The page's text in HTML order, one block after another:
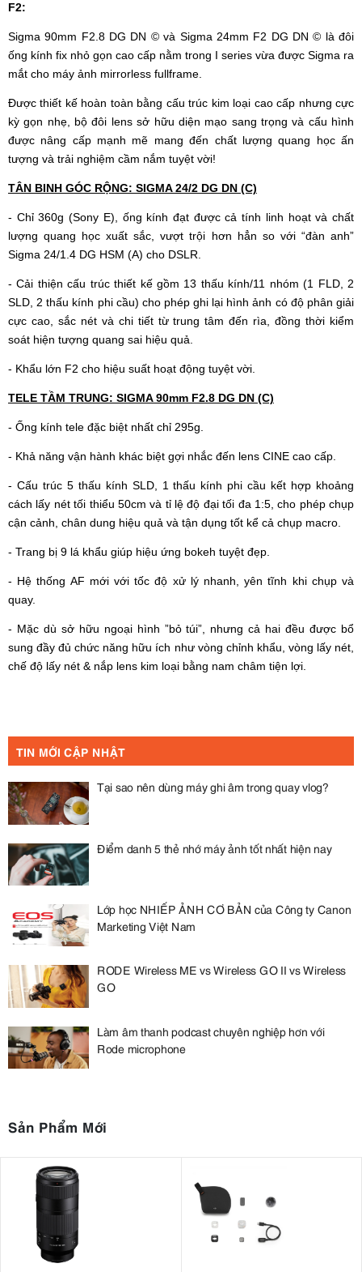
F2:
Sigma 90mm F2.8 DG DN © và Sigma 24mm F2 DG DN © là đôi
ống kính fix nhỏ gọn cao cấp nằm trong I series vừa được Sigma ra
mắt cho máy ảnh mirrorless fullframe.
Được thiết kế hoàn toàn bằng cấu trúc kim loại cao cấp nhưng cực
kỳ gọn nhẹ, bộ đôi lens sở hữu diện mạo sang trọng và cấu hình
được nâng cấp mạnh mẽ mang đến chất lượng quang học ấn
tượng và trải nghiệm cầm nắm tuyệt vời!
TÂN BINH GÓC RỘNG: SIGMA 24/2 DG DN (C)
- Chỉ 360g (Sony E), ống kính đạt được cả tính linh hoạt và chất
lượng quang học xuất sắc, vượt trội hơn hẳn so với “đàn anh”
Sigma 24/1.4 DG HSM (A) cho DSLR.
- Cải thiện cấu trúc thiết kế gồm 13 thấu kính/11 nhóm (1 FLD, 2
SLD, 2 thấu kính phi cầu) cho phép ghi lại hình ảnh có độ phân giải
cực cao, sắc nét và chi tiết từ trung tâm đến rìa, đồng thời kiểm
soát hiện tượng quang sai hiệu quả.
- Khẩu lớn F2 cho hiệu suất hoạt động tuyệt vời.
TELE TẦM TRUNG: SIGMA 90mm F2.8 DG DN (C)
- Ống kính tele đặc biệt nhất chỉ 295g.
- Khả năng vận hành khác biệt gợi nhắc đến lens CINE cao cấp.
- Cấu trúc 5 thấu kính SLD, 1 thấu kính phi cầu kết hợp khoảng
cách lấy nét tối thiểu 50cm và tỉ lệ độ đại tối đa 1:5, cho phép chụp
cận cảnh, chân dung hiệu quả và tận dụng tốt kể cả chụp macro.
- Trang bị 9 lá khẩu giúp hiệu ứng bokeh tuyệt đẹp.
- Hệ thống AF mới với tốc độ xử lý nhanh, yên tĩnh khi chụp và
quay.
- Mặc dù sở hữu ngoại hình ”bỏ túi”, nhưng cả hai đều được bổ
sung đầy đủ chức năng hữu ích như vòng chỉnh khẩu, vòng lấy nét,
chế độ lấy nét & nắp lens kim loại bằng nam châm tiện lợi.
TIN MỚI CẬP NHẬT
Tại sao nên dùng máy ghi âm trong quay vlog?
Điểm danh 5 thẻ nhớ máy ảnh tốt nhất hiện nay
Lớp học NHIẾP ẢNH CƠ BẢN của Công ty Canon
Marketing Việt Nam
RODE Wireless ME vs Wireless GO II vs Wireless
GO
Làm âm thanh podcast chuyên nghiệp hơn với
Rode microphone
Sản Phẩm Mới